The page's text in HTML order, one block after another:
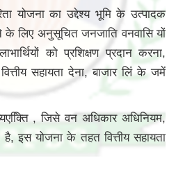
योजना का उद्देश्य भूमि के उत्पादक
लिए अनुसूचित जनजाति वनवासि यों
को प्रशिक्षण प्रदान करना,
सहायता देना, बाजार लिं के जमें
, जिसे वन अधिकार अधिनियम,
इस योजना के तहत वित्तीय सहायता